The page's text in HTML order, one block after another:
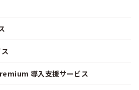
導入支援サービス